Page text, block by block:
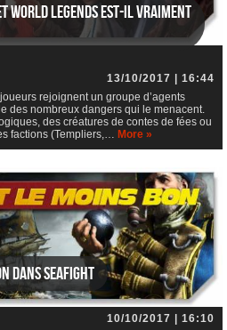
World Legends est-il vraiment
13/10/2017 | 16:44
rejoignent un groupe d’agents
des nombreux dangers qui le menacent.
des créatures de contes de fées ou
factions (Templiers,… More »
dans Seafight
10/10/2017 | 16:10